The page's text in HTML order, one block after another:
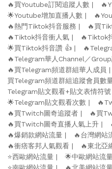
🔥買Youtube訂閱追蹤人數
🌟Youtube增加直播人數
🔥熱門Tiktok抖音服務
🔥買
🔥Tiktok抖音衝人氣
🔥Tiktok
🌟買Tiktok抖音讚 👍
🔥Telegram華人Channel／
🔥買Telegram頻道群組華人成員
買Telegram頻道群組追蹤會員數
Telegram貼文觀看+貼文表情符號
🌟Telegram貼文觀看次數
🔥買Twitch圖奇追蹤者
🔥買
🔥買Twitch圖奇直播人氣上升
🔥爆銷款網站流量
🔥台灣網站
🔥衝痞客邦人氣觀看
🔥東北亞
⭐️西歐網站流量
🌟中歐網站流